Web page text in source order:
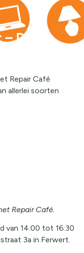
DBFH
Repair Café
allerlei soorten
Repair Café.
van 14:00 tot 16:30
3a in Ferwert.